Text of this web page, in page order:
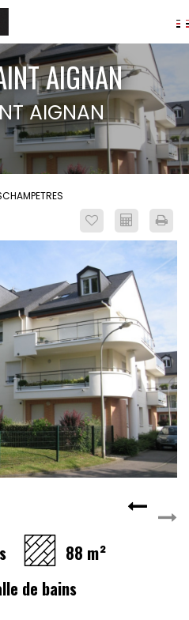
VIAGER
D'ENTREPRISE
commerciaux
Bureaux
de commerces
GÉRER
Loyers impayés
Assurances
SYNDIC
CONTACT
Actualités
de l'entreprise
AIGNAN
AIGNAN
88 m²
de bains